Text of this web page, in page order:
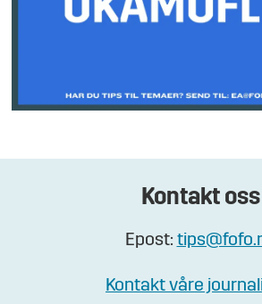
Kontakt oss
Epost:
Kontakt våre